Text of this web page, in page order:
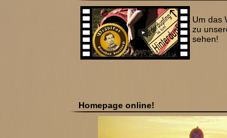
Um das
zu
sehen!
Homepage online!